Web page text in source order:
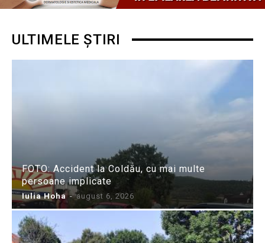
ULTIMELE ȘTIRI
FOTO: Accident la Coldău, cu mai multe
persoane implicate
Iulia Hoha - august 6, 2026